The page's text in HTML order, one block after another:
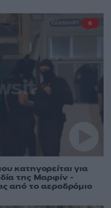
κατηγορείται για
της Μαρφίν -
από το αεροδρόμιο
6